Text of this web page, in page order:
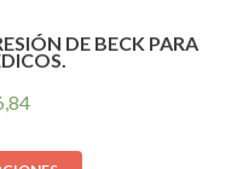
DE BECK PARA